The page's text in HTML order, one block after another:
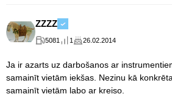
ZZZZ
5081 1 26.02.2014
Ja ir azarts uz darbošanos ar
samainīt vietām iekšas. Nezinu kā
samainīt vietām labo ar kreiso.